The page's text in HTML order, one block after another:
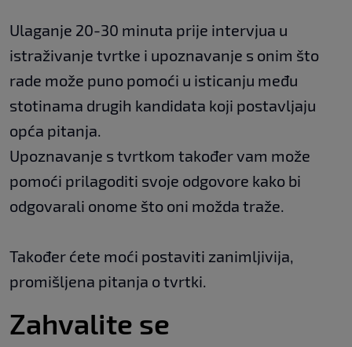
Ulaganje 20-30 minuta prije intervjua u
istraživanje tvrtke i upoznavanje s onim što
rade može puno pomoći u isticanju među
stotinama drugih kandidata koji postavljaju
opća pitanja.
Upoznavanje s tvrtkom također vam može
pomoći prilagoditi svoje odgovore kako bi
odgovarali onome što oni možda traže.
Također ćete moći postaviti zanimljivija,
promišljena pitanja o tvrtki.
Zahvalite se